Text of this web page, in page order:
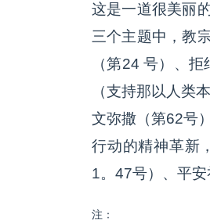
这是一道很美丽
三个主题中，教
（第24 号）、
（支持那以人类
文弥撒（第62号
行动的精神革新
1。47号）、平安
注：